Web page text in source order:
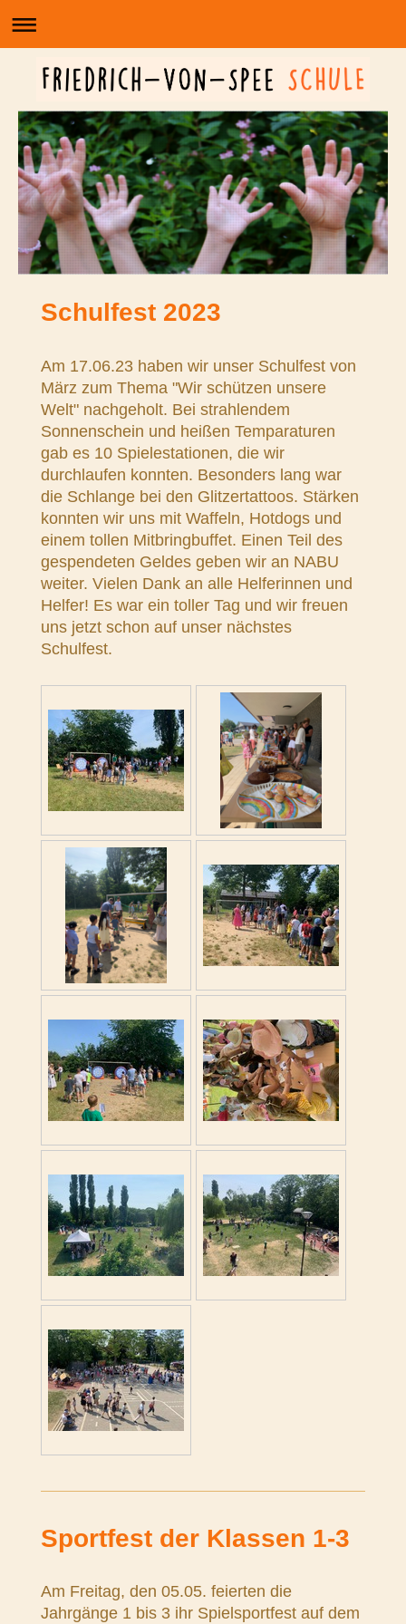
Schulfest 2023
Am 17.06.23 haben wir unser Schulfest von
März zum Thema "Wir schützen unsere
Welt" nachgeholt. Bei strahlendem
Sonnenschein und heißen Temparaturen
gab es 10 Spielestationen, die wir
durchlaufen konnten. Besonders lang war
die Schlange bei den Glitzertattoos. Stärken
konnten wir uns mit Waffeln, Hotdogs und
einem tollen Mitbringbuffet. Einen Teil des
gespendeten Geldes geben wir an NABU
weiter. Vielen Dank an alle Helferinnen und
Helfer! Es war ein toller Tag und wir freuen
uns jetzt schon auf unser nächstes
Schulfest.
Sportfest der Klassen 1-3
Am Freitag, den 05.05. feierten die
Jahrgänge 1 bis 3 ihr Spielsportfest auf dem